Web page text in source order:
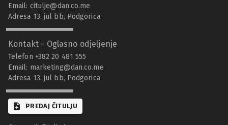
Email: citulje@dan.co.me
Adresa 13. jul bb, Podgorica
Kontakt - Oglasno odjeljenje
Telefon +382 20 481 555
Email: marketing@dan.co.me
Adresa 13. jul bb, Podgorica
PREDAJ ČITULJU